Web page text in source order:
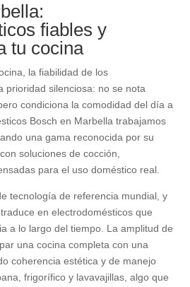
fiables y
tu cocina
la fiabilidad de los
prioridad silenciosa: no se nota
condiciona la comodidad del día a
Bosch en Marbella trabajamos
una gama reconocida por su
soluciones de cocción,
para el uso doméstico real.
tecnología de referencia mundial, y
en electrodomésticos que
a lo largo del tiempo. La amplitud de
una cocina completa con una
coherencia estética y de manejo
frigorífico y lavavajillas, algo que